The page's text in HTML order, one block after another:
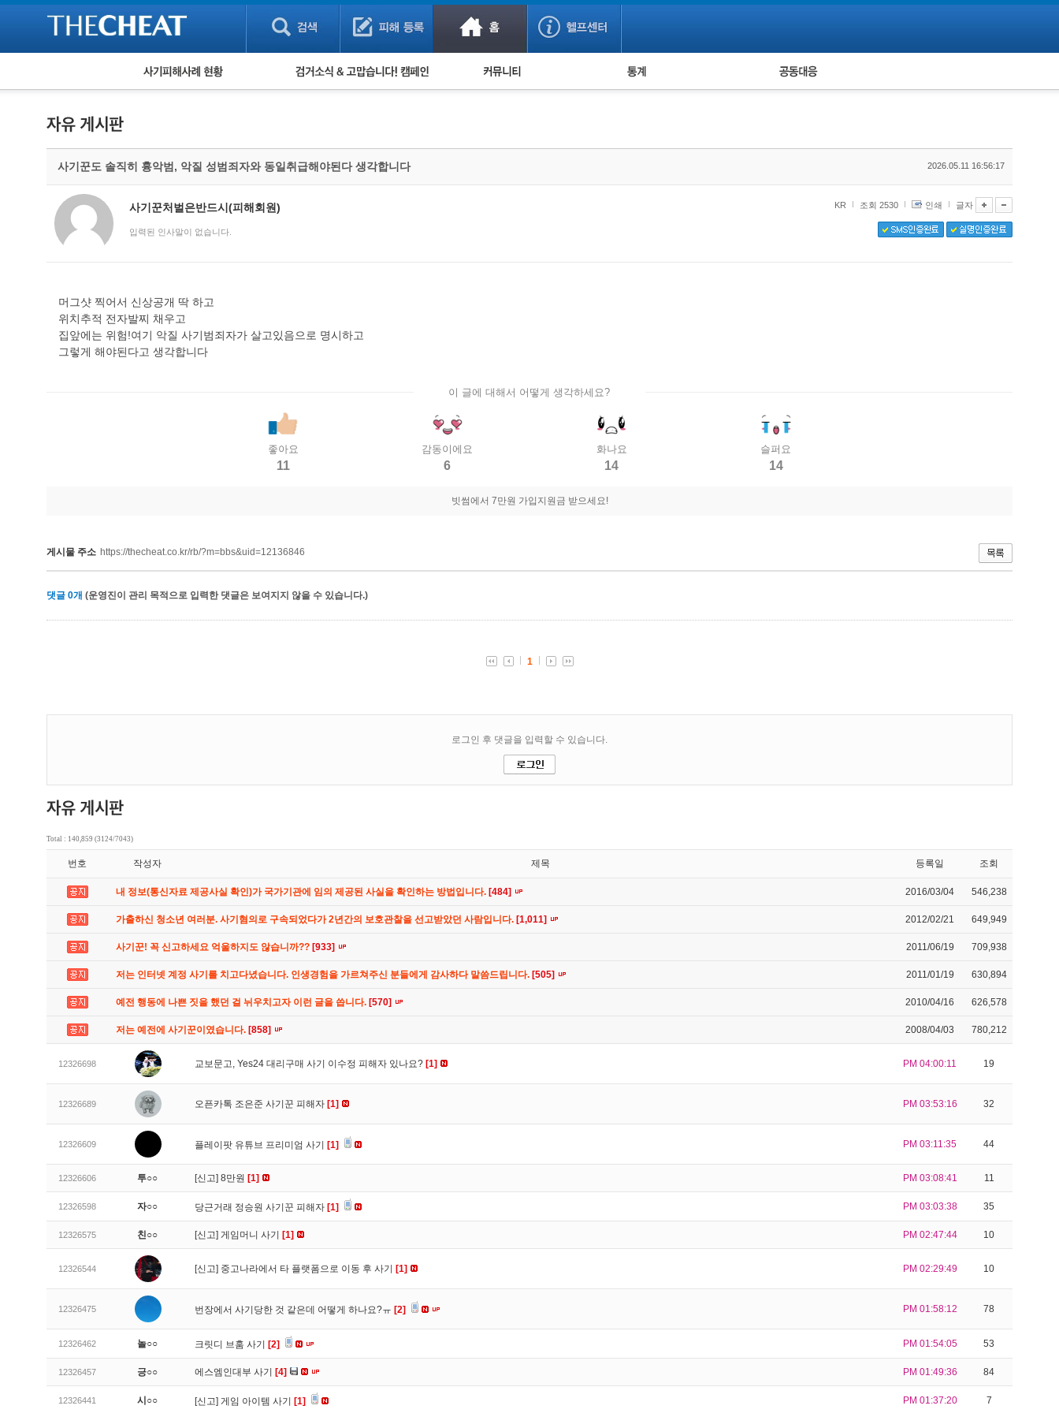
피해사례 현황
보이스피싱 피해사례
유해사이트 목록
비공개 피해사례
워킹홀리데이 피해사례
검거 소식 사기 예방했어요! 누적 피해사례 통계 피해자 공동대응
사기꾼도 솔직히 흉악범, 악질 성범죄자와 동일취급해야된다 생각합니다 2026.05.11 16:56:17
사기꾼처벌은반드시(피해회원)
입력된 인사말이 없습니다.
KR 조회 2530 인쇄 글자
머그샷 찍어서 신상공개 딱 하고
위치추적 전자발찌 채우고
집앞에는 위험!여기 악질 사기범죄자가 살고있음으로 명시하고
그렇게 해야된다고 생각합니다
이 글에 대해서 어떻게 생각하세요?
좋아요
11
감동이에요
6
화나요
14
슬퍼요
14
빗썸에서 7만원 가입지원금 받으세요!
게시물 주소 https://thecheat.co.kr/rb/?m=bbs&uid=12136846
댓글 0개 (운영진이 관리 목적으로 입력한 댓글은 보여지지 않을 수 있습니다.)
Total : 140,859 (3124/7043)
번호 작성자 제목 등록일 조회
내 정보(통신자료 제공사실 확인)가 국가기관에 임의 제공된 사실을 확인하는 방법입니다. [484] 2016/03/04 546,238
가출하신 청소년 여러분. 사기혐의로 구속되었다가 2년간의 보호관찰을 선고받았던 사람입니다. [1,011] 2012/02/21 649,949
사기꾼! 꼭 신고하세요 억울하지도 않습니까?? [933] 2011/06/19 709,938
저는 인터넷 계정 사기를 치고다녔습니다. 인생경험을 가르쳐주신 분들에게 감사하다 말씀드립니다. [505] 2011/01/19 630,894
예전 행동에 나쁜 짓을 했던 걸 뉘우치고자 이런 글을 씁니다. [570] 2010/04/16 626,578
저는 예전에 사기꾼이였습니다. [858] 2008/04/03 780,212
12326698 교보문고, Yes24 대리구매 사기 이수정 피해자 있나요? [1] PM 04:00:11 19
12326689 오픈카톡 조은준 사기꾼 피해자 [1] PM 03:53:16 32
12326609 플레이팟 유튜브 프리미엄 사기 [1] PM 03:11:35 44
12326606 투○○ [신고] 8만원 [1] PM 03:08:41 11
12326598 자○○ 당근거래 정승원 사기꾼 피해자 [1] PM 03:03:38 35
12326575 친○○ [신고] 게임머니 사기 [1] PM 02:47:44 10
12326544 [신고] 중고나라에서 타 플랫폼으로 이동 후 사기 [1] PM 02:29:49 10
12326475 번장에서 사기당한 것 같은데 어떻게 하나요?ㅠ [2] PM 01:58:12 78
12326462 놀○○ 크릿디 브훔 사기 [2] PM 01:54:05 53
12326457 긍○○ 에스엠인대부 사기 [4] PM 01:49:36 84
12326441 시○○ [신고] 게임 아이템 사기 [1] PM 01:37:20 7